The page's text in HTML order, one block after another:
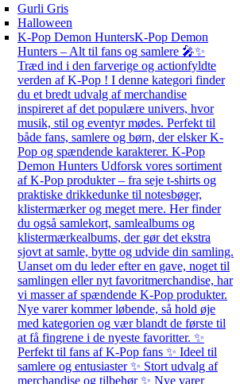
Gurli Gris
Halloween
K-Pop Demon HuntersK-Pop Demon
Hunters – Alt til fans og samlere 🎤✨
Træd ind i den farverige og actionfyldte
verden af K-Pop ! I denne kategori finder
du et bredt udvalg af merchandise
inspireret af det populære univers, hvor
musik, stil og eventyr mødes. Perfekt til
både fans, samlere og børn, der elsker K-
Pop og spændende karakterer. K-Pop
Demon Hunters Udforsk vores sortiment
af K-Pop produkter – fra seje t-shirts og
praktiske drikkedunke til notesbøger,
klistermærker og meget mere. Her finder
du også samlekort, samlealbums og
klistermærkealbums, der gør det ekstra
sjovt at samle, bytte og udvide din samling.
Uanset om du leder efter en gave, noget til
samlingen eller nyt favoritmerchandise, har
vi masser af spændende K-Pop produkter.
Nye varer kommer løbende, så hold øje
med kategorien og vær blandt de første til
at få fingrene i de nyeste favoritter. ✨
Perfekt til fans af K-Pop fans ✨ Ideel til
samlere og entusiaster ✨ Stort udvalg af
merchandise og tilbehør ✨ Nye varer